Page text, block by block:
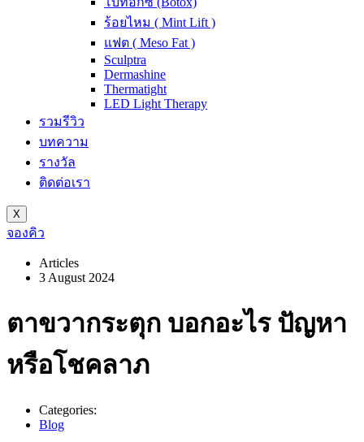
ร้อยไหม ( Mint Lift )
แฟต ( Meso Fat )
Sculptra
Dermashine
Thermatight
LED Light Therapy
รวมรีวิว
บทความ
รางวัล
ติดต่อเรา
X
จองคิว
Articles
3 August 2024
ตาขวากระตุก บอกอะไร ปัญหา
หรือโชคลาภ
Categories:
Blog